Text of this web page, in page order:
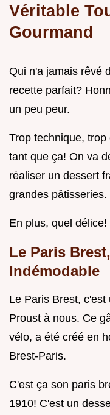
Véritable
Gourmand
Qui n'a jamais rêvé
recette parfait?
un peu peur.
Trop technique,
tant que ça! On va
réaliser un dessert
grandes pâtisseries.
En plus, quel délice!
Le Paris
Indémodable
Le Paris Brest,
Proust à nous. Ce
vélo, a été créé en
Brest-Paris.
C'est ça son paris
1910! C'est un